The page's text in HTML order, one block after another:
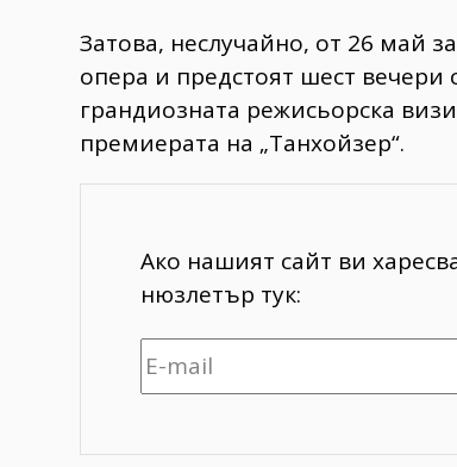
Затова, неслучайно, от 26 май
опера и предстоят шест
грандиозната режисьорска
премиерата на „Танхойзер“.
Ако нашият сайт ви
нюзлетър тук: